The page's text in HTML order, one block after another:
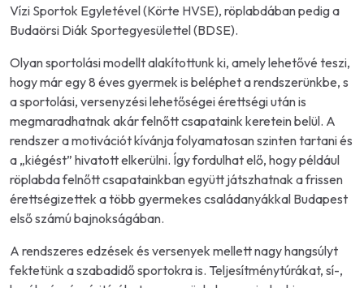
Vízi Sportok Egyletével (Körte HVSE), röplabdában pedig a
Budaörsi Diák Sportegyesülettel (BDSE).
Olyan sportolási modellt alakítottunk ki, amely lehetővé teszi,
hogy már egy 8 éves gyermek is beléphet a rendszerünkbe, s
a sportolási, versenyzési lehetőségei érettségi után is
megmaradhatnak akár felnőtt csapataink keretein belül. A
rendszer a motivációt kívánja folyamatosan szinten tartani és
a „kiégést” hivatott elkerülni. Így fordulhat elő, hogy például
röplabda felnőtt csapatainkban együtt játszhatnak a frissen
érettségizettek a több gyermekes családanyákkal Budapest
első számú bajnokságában.
A rendszeres edzések és versenyek mellett nagy hangsúlyt
fektetünk a szabadidő sportokra is. Teljesítménytúrákat, sí-,